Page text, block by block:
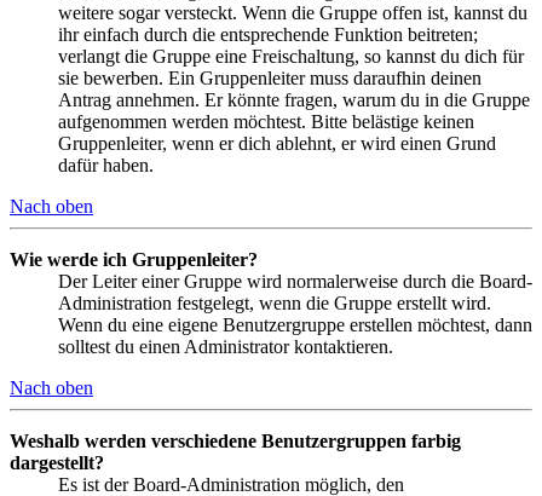
weitere sogar versteckt. Wenn die Gruppe offen ist, kannst du
ihr einfach durch die entsprechende Funktion beitreten;
verlangt die Gruppe eine Freischaltung, so kannst du dich für
sie bewerben. Ein Gruppenleiter muss daraufhin deinen
Antrag annehmen. Er könnte fragen, warum du in die Gruppe
aufgenommen werden möchtest. Bitte belästige keinen
Gruppenleiter, wenn er dich ablehnt, er wird einen Grund
dafür haben.
Nach oben
Wie werde ich Gruppenleiter?
Der Leiter einer Gruppe wird normalerweise durch die Board-
Administration festgelegt, wenn die Gruppe erstellt wird.
Wenn du eine eigene Benutzergruppe erstellen möchtest, dann
solltest du einen Administrator kontaktieren.
Nach oben
Weshalb werden verschiedene Benutzergruppen farbig
dargestellt?
Es ist der Board-Administration möglich, den